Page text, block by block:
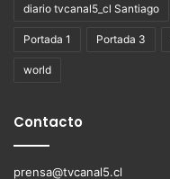
diario tvcanal5_cl Santiago
Portada 1 Portada 3
world
Contacto
prensa@tvcanal5.cl